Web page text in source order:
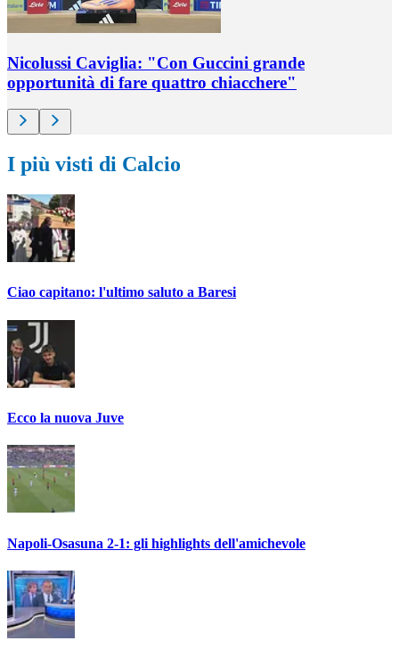
Nicolussi Caviglia: "Con Guccini grande
opportunità di fare quattro chiacchere"
I più visti di Calcio
Ciao capitano: l'ultimo saluto a Baresi
Ecco la nuova Juve
Napoli-Osasuna 2-1: gli highlights dell'amichevole